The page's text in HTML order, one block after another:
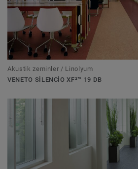
Akustik zeminler / Linolyum
VENETO SILENCIO XF²™ 19 DB